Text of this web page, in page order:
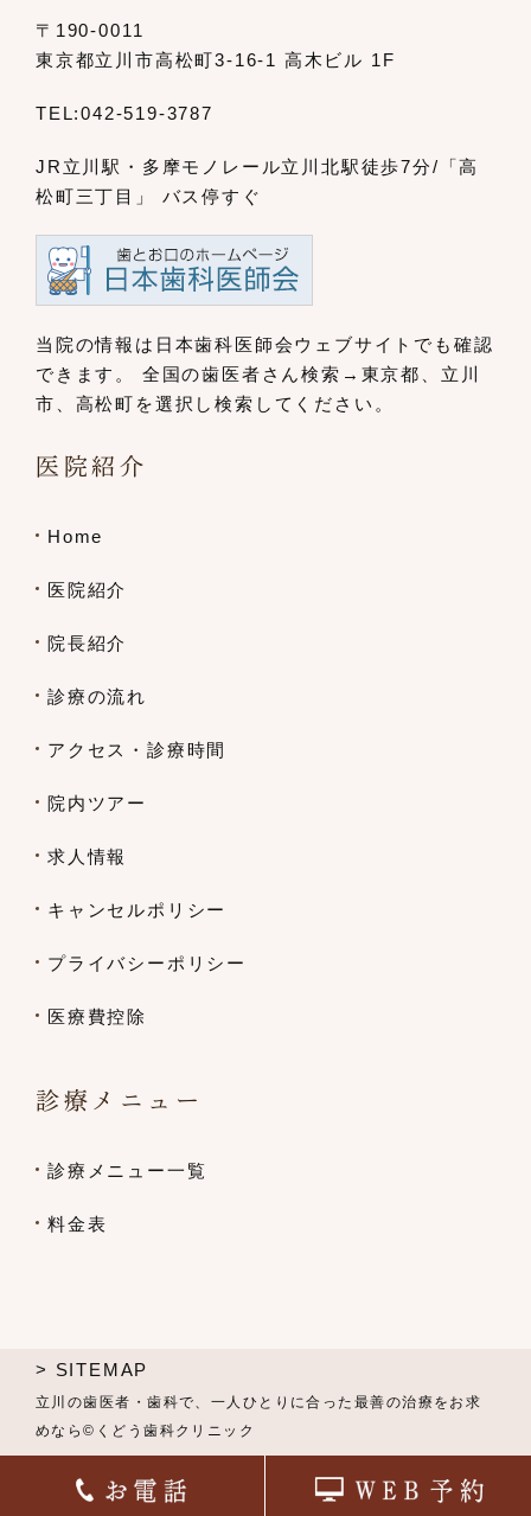
〒190-0011
東京都立川市高松町3-16-1 高木ビル 1F
TEL:042-519-3787
JR立川駅・多摩モノレール立川北駅徒歩7分/「高
松町三丁目」 バス停すぐ
当院の情報は日本歯科医師会ウェブサイト でも確認
できます。
全国の歯医者さん検索→東京都、立川
市、 高松町を選択し検索してください。
医院紹介
Home
医院紹介
院長紹介
診療の流れ
アクセス・診療時間
院内ツアー
求人情報
キャンセルポリシー
プライバシーポリシー
医療費控除
診療メニュー
診療メニュー一覧
料金表
> SITEMAP
立川の歯医者・歯科で、一人ひとりに合った最善の治療をお求
めなら©くどう歯科クリニック